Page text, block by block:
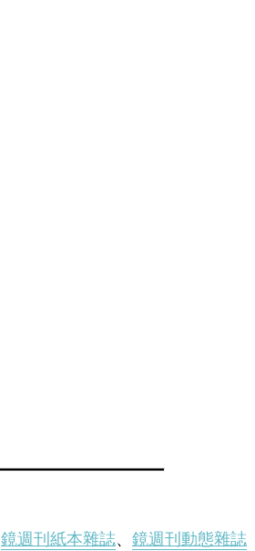
鏡週刊紙本雜誌、 鏡週刊動態雜誌